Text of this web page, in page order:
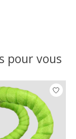
pour vous